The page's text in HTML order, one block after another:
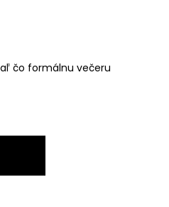
čo formálnu večeru